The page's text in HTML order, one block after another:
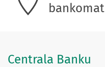
bankomat
Centrala Banku